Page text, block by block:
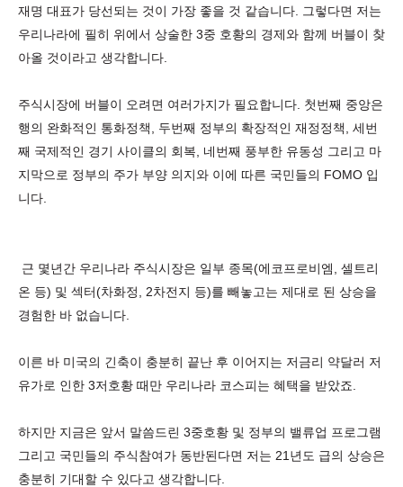
재명 대표가 당선되는 것이 가장 좋을 것 같습니다. 그렇다면 저는
우리나라에 필히 위에서 상술한 3중 호황의 경제와 함께 버블이 찾
아올 것이라고 생각합니다.
주식시장에 버블이 오려면 여러가지가 필요합니다. 첫번째 중앙은
행의 완화적인 통화정책, 두번째 정부의 확장적인 재정정책, 세번
째 국제적인 경기 사이클의 회복, 네번째 풍부한 유동성 그리고 마
지막으로 정부의 주가 부양 의지와 이에 따른 국민들의 FOMO 입
니다.
근 몇년간 우리나라 주식시장은 일부 종목(에코프로비엠, 셀트리
온 등) 및 섹터(차화정, 2차전지 등)를 빼놓고는 제대로 된 상승을
경험한 바 없습니다.
이른 바 미국의 긴축이 충분히 끝난 후 이어지는 저금리 약달러 저
유가로 인한 3저호황 때만 우리나라 코스피는 혜택을 받았죠.
하지만 지금은 앞서 말씀드린 3중호황 및 정부의 밸류업 프로그램
그리고 국민들의 주식참여가 동반된다면 저는 21년도 급의 상승은
충분히 기대할 수 있다고 생각합니다.